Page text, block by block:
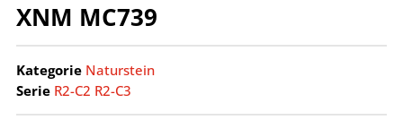
XNM MC739
Kategorie Naturstein
Serie R2-C2 R2-C3